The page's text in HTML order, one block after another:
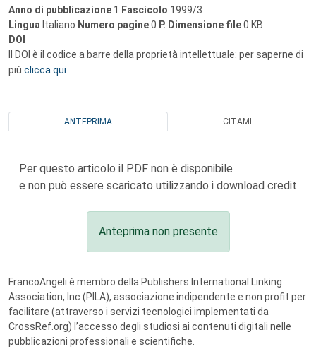
Anno di pubblicazione 1 Fascicolo 1999/3
Lingua Italiano Numero pagine0 P. Dimensione file0 KB
DOI
Il DOI è il codice a barre della proprietà intellettuale: per saperne di
più clicca qui
ANTEPRIMA CITAMI
Per questo articolo il PDF non è disponibile
e non può essere scaricato utilizzando i download credit
Anteprima non presente
FrancoAngeli è membro della Publishers International Linking
Association, Inc (PILA), associazione indipendente e non profit per
facilitare (attraverso i servizi tecnologici implementati da
CrossRef.org) l’accesso degli studiosi ai contenuti digitali nelle
pubblicazioni professionali e scientifiche.